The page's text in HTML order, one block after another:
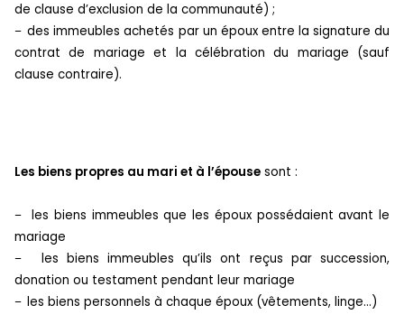
de clause d’exclusion de la communauté) ;
– des immeubles achetés par un époux entre la signature du
contrat de mariage et la célébration du mariage (sauf
clause contraire).
Les biens propres au mari et à l’épouse sont :
–
les biens immeubles que les époux possédaient avant le
mariage
–
les biens immeubles qu’ils ont reçus par succession,
donation ou testament pendant leur mariage
– les biens personnels à chaque époux (vêtements, linge…)